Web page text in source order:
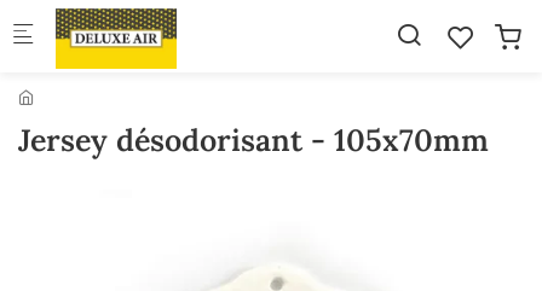
Skip to main content
Jersey désodorisant - 105x70mm